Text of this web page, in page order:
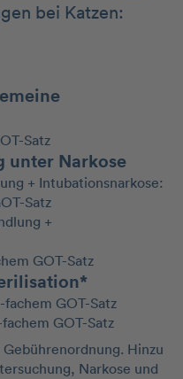
bei Katzen:
Satz
unter Narkose
+ Intubationsnarkose:
Satz
+
GOT-Satz
GOT-Satz
GOT-Satz
Gebührenordnung. Hinzu
Narkose und